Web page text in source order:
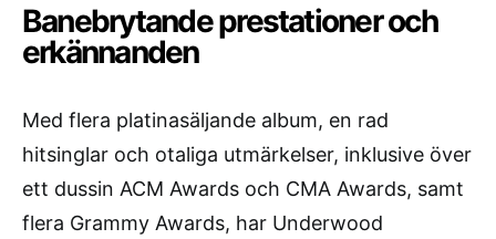
Banebrytande prestationer och
erkännanden
Med flera platinasäljande album, en rad
hitsinglar och otaliga utmärkelser, inklusive över
ett dussin ACM Awards och CMA Awards, samt
flera Grammy Awards, har Underwood